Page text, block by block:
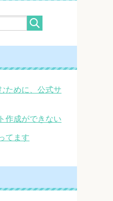
ために、公式サ
作成ができない
てます